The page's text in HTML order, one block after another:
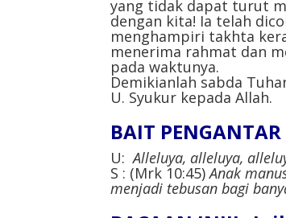
yang tidak dapat turut
dengan kita! Ia telah
menghampiri takhta
menerima rahmat dan
pada waktunya.
Demikianlah sabda
U. Syukur kepada Allah.
BAIT
U:Alleluya, alleluya,
S : (Mrk 10:45)Anak
menjadi tebusan bagi